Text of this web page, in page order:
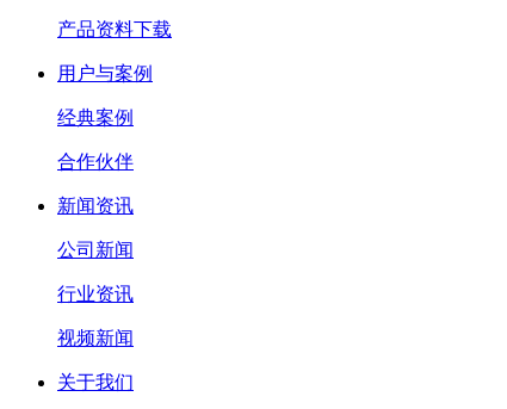
产品资料下载
用户与案例
经典案例
合作伙伴
新闻资讯
公司新闻
行业资讯
视频新闻
关于我们